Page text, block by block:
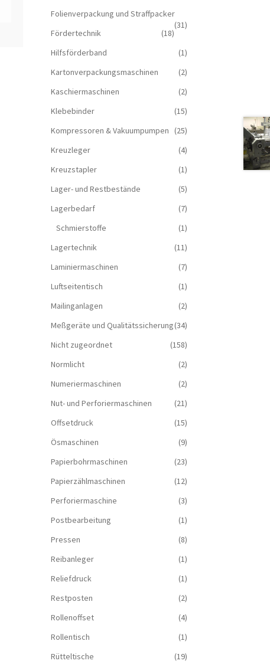
Folienverpackung und Straffpacker
(31)
Fördertechnik
(18)
Hilfsförderband
(1)
Kartonverpackungsmaschinen
(2)
Kaschiermaschinen
(2)
Klebebinder
(15)
Kompressoren & Vakuum­pumpen
(25)
Kreuzleger
(4)
Kreuzstapler
(1)
Lager- und Restbestände
(5)
Lagerbedarf
(7)
Schmierstoffe
(1)
Lagertechnik
(11)
Laminiermaschinen
(7)
Luftseitentisch
(1)
Mailinganlagen
(2)
Meßgeräte und Qualitätssicherung(34)
Nicht zugeordnet
(158)
Normlicht
(2)
Numeriermaschinen
(2)
Nut- und Perforiermaschinen
(21)
Offsetdruck
(15)
Ösmaschinen
(9)
Papierbohrmaschinen
(23)
Papierzählmaschinen
(12)
Perforiermaschine
(3)
Postbearbeitung
(1)
Pressen
(8)
Reibanleger
(1)
Reliefdruck
(1)
Restposten
(2)
Rollenoffset
(4)
Rollentisch
(1)
Rütteltische
(19)